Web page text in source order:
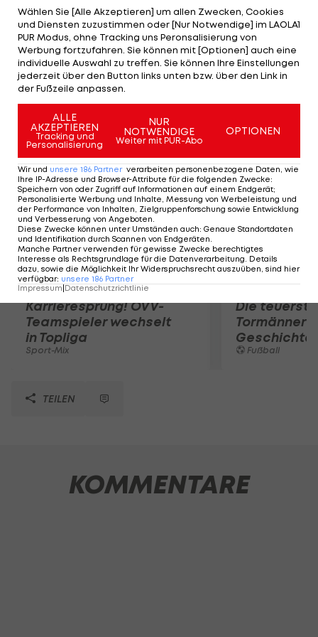
zugesprochen. Wegen der Doping-Disqualifikation
von Aserbaidschans Hammerwerfer bekommt
ÖLV-Starter Benjamin Siart einen Zähler mehr,
wodurch sich Österreich in der Endabrechnung
des Team-Europacups der vierten Leistungsstufe
an der Slowakei vorbeischiebt.
Mehr zum Thema
Karrieresprung! ÖVV-
Teamspieler wechselt
in Topliga
Sport-Mix
Die
Tormänner
Geschichte
Fußball
TEILEN
KOMMENTARE
Wählen Sie [Alle Akzeptieren] um allen Zwecken, Cookies
und Diensten zuzustimmen oder [Nur Notwendige] im LAOLA1
PUR Modus, ohne Tracking uns Peronsalisierung von
Werbung fortzufahren. Sie können mit [Optionen] auch eine
individuelle Auswahl zu treffen. Sie können Ihre Einstellungen
jederzeit über den Button links unten bzw. über den Link in
der Fußzeile anpassen.
ALLE
AKZEPTIEREN
Tracking und
Personalisierung
NUR
NOTWENDIGE
Weiter mit PUR-Abo
OPTIONEN
Wir und unsere 186 Partner verarbeiten personenbezogene Daten, wie
Ihre IP-Adresse und Browser-Attribute für die folgenden Zwecke:
Speichern von oder Zugriff auf Informationen auf einem Endgerät;
Personalisierte Werbung und Inhalte, Messung von Werbeleistung und
der Performance von Inhalten, Zielgruppenforschung sowie Entwicklung
und Verbesserung von Angeboten.
Diese Zwecke können unter Umständen auch: Genaue Standortdaten
und Identifikation durch Scannen von Endgeräten.
Manche Partner verwenden für gewisse Zwecke berechtigtes
Interesse als Rechtsgrundlage für die Datenverarbeitung. Details
dazu, sowie die Möglichkeit Ihr Widerspruchsrecht auszuüben, sind hier
verfügbar: unsere 186 Partner
Impressum Datenschutzrichtlinie